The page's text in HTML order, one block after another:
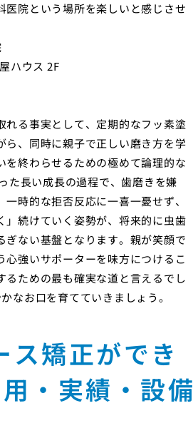
院という場所を楽しいと感じさせ
ハウス 2F
れる事実として、定期的なフッ素塗
、同時に親子で正しい磨き方を学
終わらせるための極めて論理的な
た長い成長の過程で、歯磨きを嫌
時的な拒否反応に一喜一憂せず、
」続けていく姿勢が、将来的に虫歯
ない基盤となります。親が笑顔で
強いサポーターを味方につけるこ
るための最も確実な道と言えるでし
なお口を育てていきましょう。
ス矯正ができ
・実績・設備